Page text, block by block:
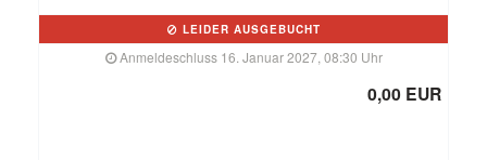
LEIDER AUSGEBUCHT
Anmeldeschluss 16. Januar 2027, 08:30 Uhr
0,00 EUR